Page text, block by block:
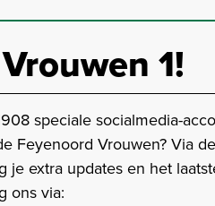
1!
speciale socialmedia-
Feyenoord Vrouwen? Via
je extra updates en het
ons via: